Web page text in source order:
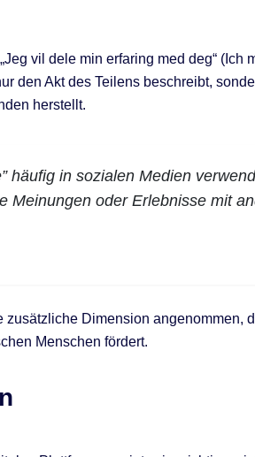
vil dele min erfaring med deg“ (Ich
den Akt des Teilens beschreibt,
herstellt.
häufig in sozialen Medien
Meinungen oder Erlebnisse mit
zusätzliche Dimension angenommen,
Menschen fördert.